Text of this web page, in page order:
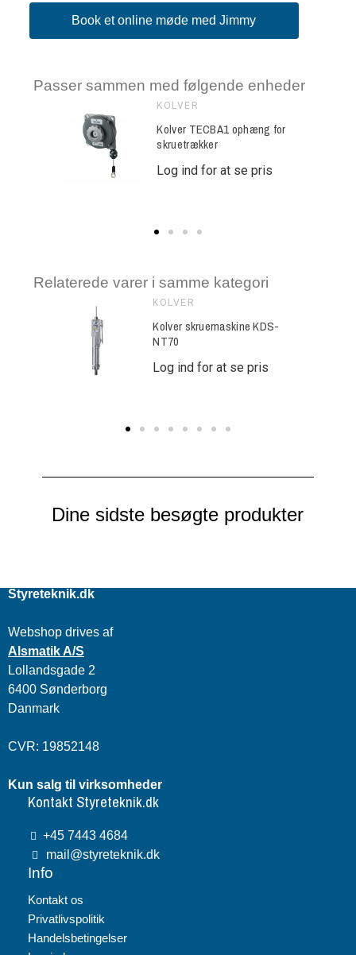
Book et online møde med Jimmy
Passer sammen med følgende enheder
KOLVER
Kolver TECBA1 ophæng for
skruetrækker
Log ind for at se pris
Relaterede varer i samme kategori
KOLVER
Kolver skruemaskine KDS-
NT70
Log ind for at se pris
Dine sidste besøgte produkter
Styreteknik.dk
Webshop drives af
Alsmatik A/S
Lollandsgade 2
6400 Sønderborg
Danmark
CVR: 19852148
Kun salg til virksomheder
Kontakt Styreteknik.dk
+45 7443 4684
mail@styreteknik.dk
Info
Kontakt os
Privatlivspolitik
Handelsbetingelser